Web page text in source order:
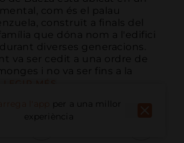
com és el palau
construït a finals del
que dóna nom a l'edifici
diverses generacions.
va ser cedit a una ordre de
i no va ser fins a la
per a una millor
experiència